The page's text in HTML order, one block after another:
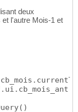
deux
l'autre Mois-1 et
( )